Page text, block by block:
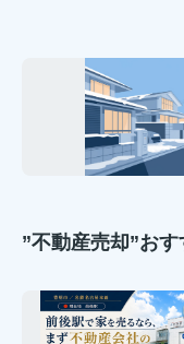
”不動産売却”お